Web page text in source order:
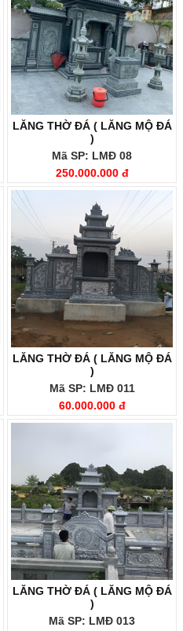
LĂNG THỜ ĐÁ ( LĂNG MỘ ĐÁ
)
Mã SP: LMĐ 08
250.000.000 đ
LĂNG THỜ ĐÁ ( LĂNG MỘ ĐÁ
)
Mã SP: LMĐ 011
60.000.000 đ
LĂNG THỜ ĐÁ ( LĂNG MỘ ĐÁ
)
Mã SP: LMĐ 013